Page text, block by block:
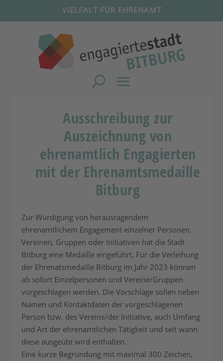
VIELFALT FÜR EHRENAMT
Ausschreibung zur
Auszeichnung von
ehrenamtlich Engagierten
mit der Ehrenamtsmedaille
Bitburg
Zur Würdigung von herausragendem
ehrenamtlichem Engagement einzelner Personen,
Vereinen, Gruppen oder Initiativen hat die Stadt
Bitburg eine Medaille eingeführt. Für die Verleihung
der Ehrenatsmedaille Bitburg im Jahr 2023 können
ab sofort Einzelpersonen und Vereine/Gruppen
vorgeschlagen werden. Die Vorschläge sollen neben
Namen und Kontaktdaten der vorgeschlagenen
Person bzw. des Vereins/der Initiative, auch Umfang
und Art der ehrenamtlichen Tätigkeit und seit wann
diese ausgeübt wird enthalten.
Eine kurze Begründung mit maximal 300 Zeichen,